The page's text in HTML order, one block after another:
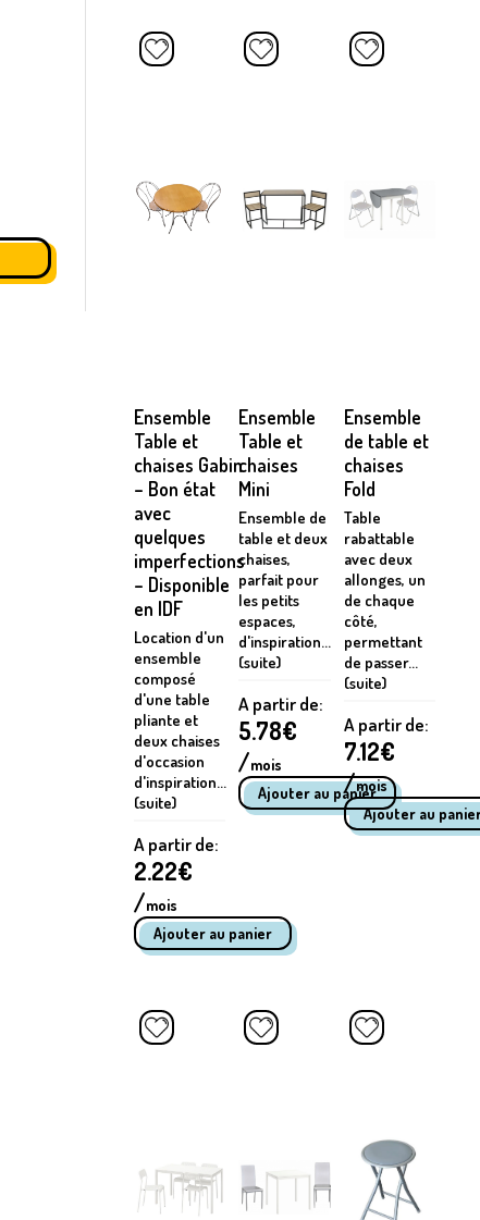
Ensemble
Table et
chaises Gabin
– Bon état
avec
quelques
imperfections
– Disponible
en IDF
Location d'un
ensemble
composé
d'une table
pliante et
deux chaises
d'occasion
d'inspiration...
(suite)
A partir de:
2.22€
/mois
Ensemble
Table et
chaises
Mini
Ensemble de
table et deux
chaises,
parfait pour
les petits
espaces,
d'inspiration...
(suite)
A partir de:
5.78€
/mois
Ensemble
de table et
chaises
Fold
Table
rabattable
avec deux
allonges, un
de chaque
côté,
permettant
de passer...
(suite)
A partir de:
7.12€
/mois